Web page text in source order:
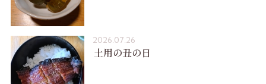
2026.07.26
土用の丑の日